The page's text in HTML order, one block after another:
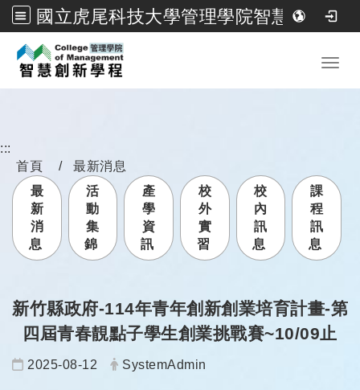
國立虎尾科技大學管理學院智慧創新學程
跳到主要內容
:::
首頁
最新消息
最
新
消
息
活
動
集
錦
產
學
資
訊
校
外
實
習
校
內
訊
息
課
程
訊
息
新竹縣政府-114年青年創新創業培育計畫-第
四屆青春靚點子學生創業挑戰賽~10/09止
日期：
2025-08-12 發布者：
SystemAdmin